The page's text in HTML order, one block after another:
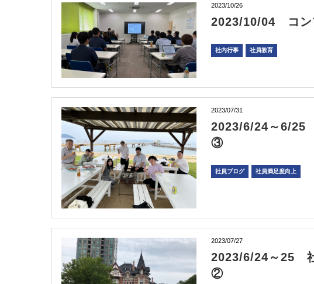
2023/10/26
2023/10/04 コン
社内行事 社員教育
2023/07/31
2023/6/24～6/25
③
社員ブログ 社員満足度向上
2023/07/27
2023/6/24～25
②